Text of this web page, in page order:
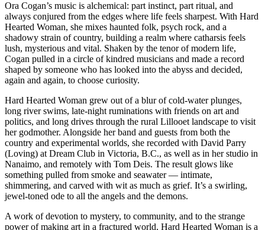
Ora Cogan’s music is alchemical: part instinct, part ritual, and
always conjured from the edges where life feels sharpest. With Hard
Hearted Woman, she mixes haunted folk, psych rock, and a
shadowy strain of country, building a realm where catharsis feels
lush, mysterious and vital. Shaken by the tenor of modern life,
Cogan pulled in a circle of kindred musicians and made a record
shaped by someone who has looked into the abyss and decided,
again and again, to choose curiosity.
Hard Hearted Woman grew out of a blur of cold-water plunges,
long river swims, late-night ruminations with friends on art and
politics, and long drives through the rural Lillooet landscape to visit
her godmother. Alongside her band and guests from both the
country and experimental worlds, she recorded with David Parry
(Loving) at Dream Club in Victoria, B.C., as well as in her studio in
Nanaimo, and remotely with Tom Deis. The result glows like
something pulled from smoke and seawater — intimate,
shimmering, and carved with wit as much as grief. It’s a swirling,
jewel-toned ode to all the angels and the demons.
A work of devotion to mystery, to community, and to the strange
power of making art in a fractured world, Hard Hearted Woman is a